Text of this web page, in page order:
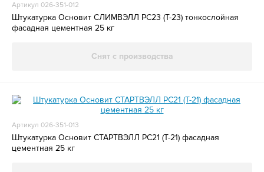
Артикул 026-351-012
Штукатурка Основит СЛИМВЭЛЛ РС23 (Т-23) тонкослойная
фасадная цементная 25 кг
Снят с производства
Артикул 026-351-013
Штукатурка Основит СТАРТВЭЛЛ PC21 (Т-21) фасадная
цементная 25 кг